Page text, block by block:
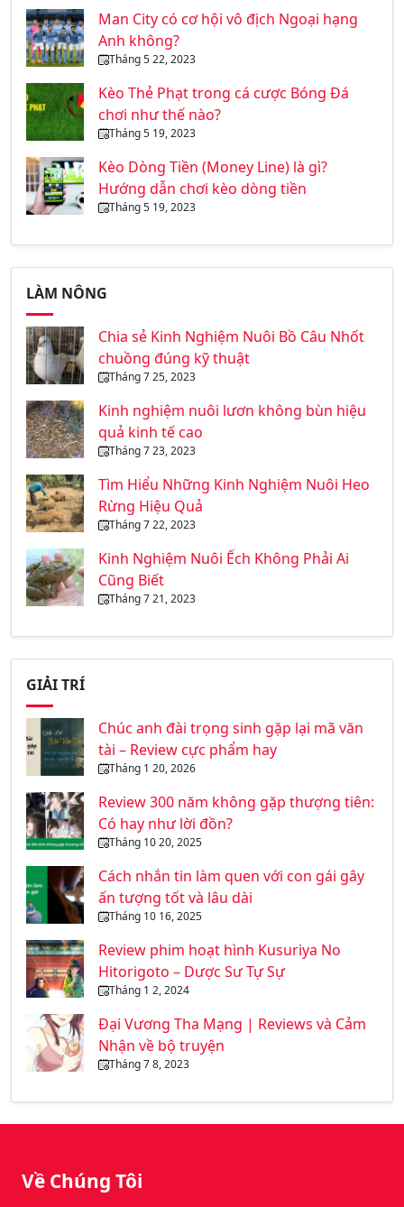
Man City có cơ hội vô địch Ngoại hạng
Anh không?
Tháng 5 22, 2023
Kèo Thẻ Phạt trong cá cược Bóng Đá
chơi như thế nào?
Tháng 5 19, 2023
Kèo Dòng Tiền (Money Line) là gì?
Hướng dẫn chơi kèo dòng tiền
Tháng 5 19, 2023
LÀM NÔNG
Chia sẻ Kinh Nghiệm Nuôi Bồ Câu Nhốt
chuồng đúng kỹ thuật
Tháng 7 25, 2023
Kinh nghiệm nuôi lươn không bùn hiệu
quả kinh tế cao
Tháng 7 23, 2023
Tìm Hiểu Những Kinh Nghiệm Nuôi Heo
Rừng Hiệu Quả
Tháng 7 22, 2023
Kinh Nghiệm Nuôi Ếch Không Phải Ai
Cũng Biết
Tháng 7 21, 2023
GIẢI TRÍ
Chúc anh đài trọng sinh gặp lại mã văn
tài – Review cực phẩm hay
Tháng 1 20, 2026
Review 300 năm không gặp thượng tiên:
Có hay như lời đồn?
Tháng 10 20, 2025
Cách nhắn tin làm quen với con gái gây
ấn tượng tốt và lâu dài
Tháng 10 16, 2025
Review phim hoạt hình Kusuriya No
Hitorigoto – Dược Sư Tự Sự
Tháng 1 2, 2024
Đại Vương Tha Mạng | Reviews và Cảm
Nhận về bộ truyện
Tháng 7 8, 2023
Về Chúng Tôi